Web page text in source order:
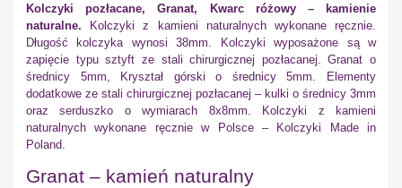
Kolczyki pozłacane, Granat, Kwarc różowy – kamienie
naturalne. Kolczyki z kamieni naturalnych wykonane ręcznie.
Długość kolczyka wynosi 38mm. Kolczyki wyposażone są w
zapięcie typu sztyft ze stali chirurgicznej pozłacanej. Granat o
średnicy 5mm, Kryształ górski o średnicy 5mm. Elementy
dodatkowe ze stali chirurgicznej pozłacanej – kulki o średnicy 3mm
oraz serduszko o wymiarach 8x8mm. Kolczyki z kamieni
naturalnych wykonane ręcznie w Polsce – Kolczyki Made in
Poland.
Granat – kamień naturalny